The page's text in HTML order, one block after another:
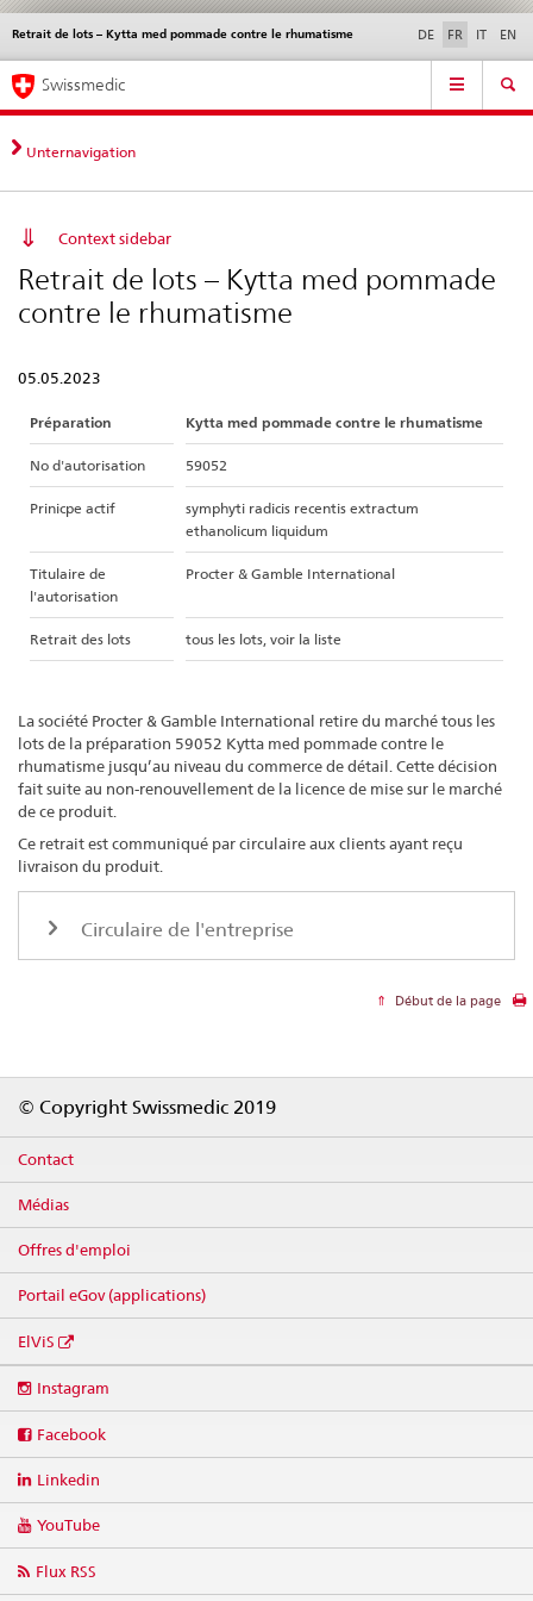
Navigation
directe:
actualités,
bases
contact
Actualités & Mises à
normes
Contact | Support &
aide
Retrait de lots – Kytta med pommade contre le rhumatisme DE FR IT EN
Service
Navigation
Swissmedic
Unternavigation
Context sidebar
Retrait de lots – Kytta med pommade
contre le rhumatisme
05.05.2023
Préparation Kytta med pommade contre le rhumatisme
No d'autorisation 59052
Prinicpe actif
symphyti radicis recentis extractum
ethanolicum liquidum
Titulaire de
l'autorisation
Procter & Gamble International
Retrait des lots tous les lots, voir la liste
La société Procter & Gamble International retire du marché tous les
lots de la préparation 59052 Kytta med pommade contre le
rhumatisme jusqu’au niveau du commerce de détail. Cette décision
fait suite au non-renouvellement de la licence de mise sur le marché
de ce produit.
Ce retrait est communiqué par circulaire aux clients ayant reçu
livraison du produit.
Circulaire de l'entreprise
Début de la page
© Copyright Swissmedic 2019
Contact
Médias
Offres d'emploi
Portail eGov (applications)
ElViS
media
Instagram
Facebook
Linkedin
YouTube
Flux RSS